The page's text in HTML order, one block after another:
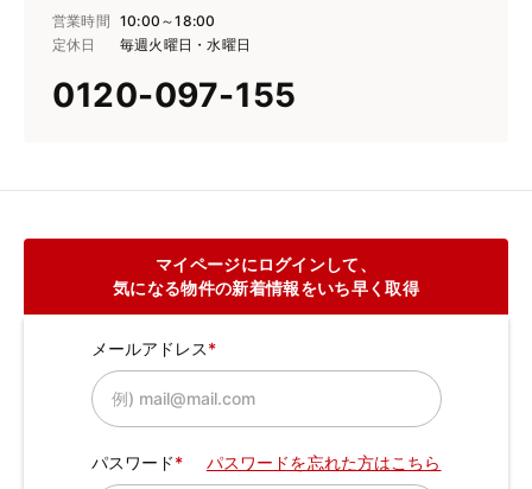
営業時間 10:00～18:00
定休日
毎週火曜日・水曜日
0120-097-155
マイページにログインして、
気になる物件の新着情報をいち早く取得
メールアドレス
パスワード パスワードを忘れた方はこちら